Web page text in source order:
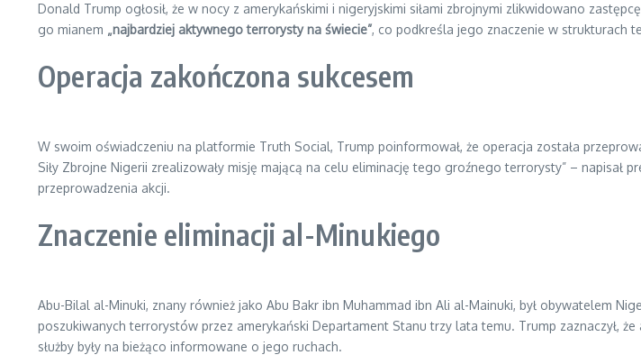
Donald Trump ogłosił, że w nocy z amerykańskimi i nigeryjskimi siłami zbrojnymi zlikwidowano
go mianem „najbardziej aktywnego terrorysty na świecie”, co podkreśla jego znaczenie w strukturach
Operacja zakończona sukcesem
W swoim oświadczeniu na platformie Truth Social, Trump poinformował, że operacja została
Siły Zbrojne Nigerii zrealizowały misję mającą na celu eliminację tego groźnego terrorysty” – napisał
przeprowadzenia akcji.
Znaczenie eliminacji al-Minukiego
Abu-Bilal al-Minuki, znany również jako Abu Bakr ibn Muhammad ibn Ali al-Mainuki, był obywatelem
poszukiwanych terrorystów przez amerykański Departament Stanu trzy lata temu. Trump zaznaczył, że
służby były na bieżąco informowane o jego ruchach.